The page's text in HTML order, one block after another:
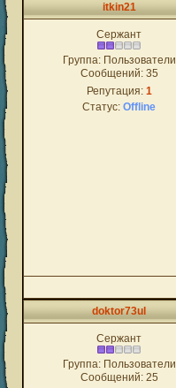
itkin21
Сержант
Группа: Пользователи
Сообщений: 35
Репутация: 1
Статус: Offline
doktor73ul
Сержант
Группа: Пользователи
Сообщений: 25